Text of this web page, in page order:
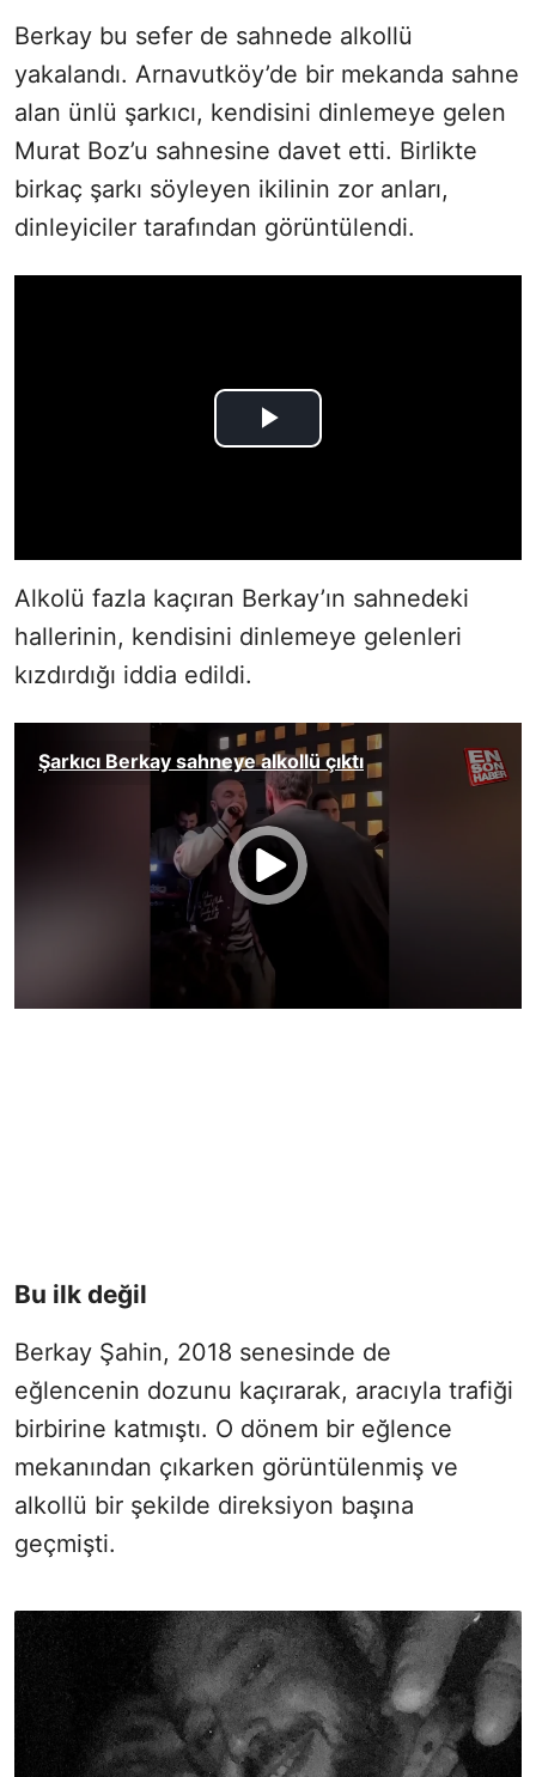
Berkay bu sefer de sahnede alkollü
yakalandı. Arnavutköy’de bir mekanda sahne
alan ünlü şarkıcı, kendisini dinlemeye gelen
Murat Boz’u sahnesine davet etti. Birlikte
birkaç şarkı söyleyen ikilinin zor anları,
dinleyiciler tarafından görüntülendi.
Alkolü fazla kaçıran Berkay’ın sahnedeki
hallerinin, kendisini dinlemeye gelenleri
kızdırdığı iddia edildi.
Bu ilk değil
Berkay Şahin, 2018 senesinde de
eğlencenin dozunu kaçırarak, aracıyla trafiği
birbirine katmıştı. O dönem bir eğlence
mekanından çıkarken görüntülenmiş ve
alkollü bir şekilde direksiyon başına
geçmişti.